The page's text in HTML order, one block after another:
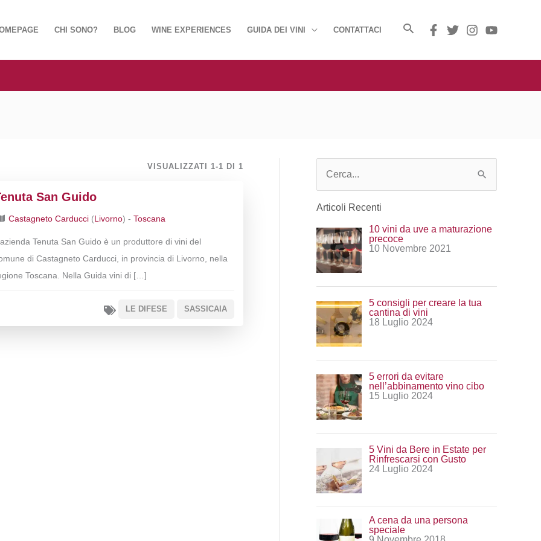
CHI SONO? BLOG WINE EXPERIENCES GUIDA DEI VINI CONTATTACI
VISUALIZZATI 1-1 DI 1
San Guido
Castagneto Carducci (Livorno) -Toscana
Tenuta San Guido è un produttore di vini del
di Castagneto Carducci, in provincia di Livorno, nella
Toscana. Nella Guida vini di […]
LE DIFESE SASSICAIA
c
a
:
Articoli Recenti
10 vini da uve a maturazione
precoce
10 Novembre 2021
5 consigli per creare la tua
cantina di vini
18 Luglio 2024
5 errori da evitare
nell’abbinamento vino cibo
15 Luglio 2024
5 Vini da Bere in Estate per
Rinfrescarsi con Gusto
24 Luglio 2024
A cena da una persona
speciale